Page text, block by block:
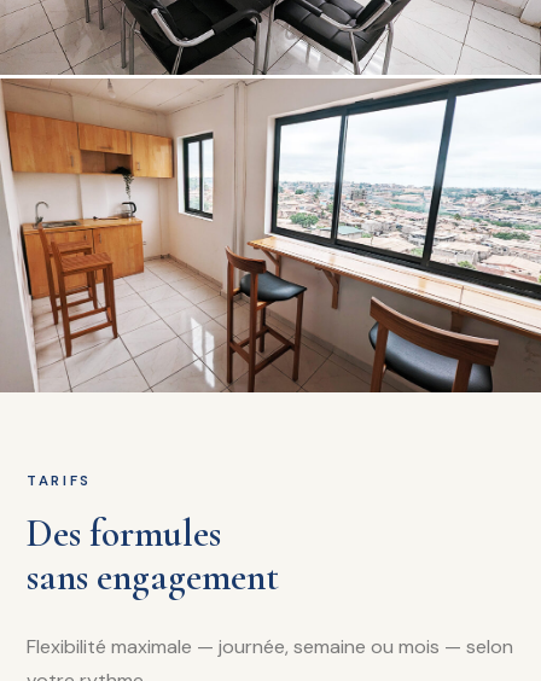
TARIFS
Des formules
sans engagement
Flexibilité maximale — journée, semaine ou mois — selon